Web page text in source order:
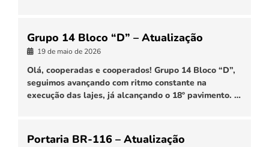
Grupo 14 Bloco “D” – Atualização
19 de maio de 2026
Olá, cooperadas e cooperados! Grupo 14 Bloco “D”,
seguimos avançando com ritmo constante na
execução das lajes, já alcançando o 18º pavimento. …
Portaria BR-116 – Atualização